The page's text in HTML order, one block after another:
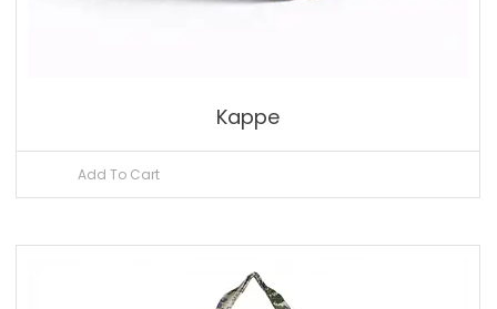
Kappe
Add To Cart